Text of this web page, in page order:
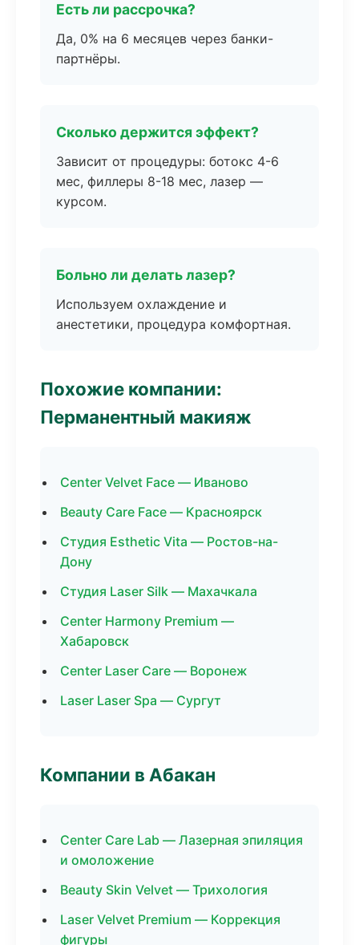
Есть ли рассрочка?
Да, 0% на 6 месяцев через банки-
партнёры.
Сколько держится эффект?
Зависит от процедуры: ботокс 4-6
мес, филлеры 8-18 мес, лазер —
курсом.
Больно ли делать лазер?
Используем охлаждение и
анестетики, процедура комфортная.
Похожие компании:
Перманентный макияж
Center Velvet Face — Иваново
Beauty Care Face — Красноярск
Студия Esthetic Vita — Ростов-на-
Дону
Студия Laser Silk — Махачкала
Center Harmony Premium —
Хабаровск
Center Laser Care — Воронеж
Laser Laser Spa — Сургут
Компании в Абакан
Center Care Lab — Лазерная эпиляция
и омоложение
Beauty Skin Velvet — Трихология
Laser Velvet Premium — Коррекция
фигуры